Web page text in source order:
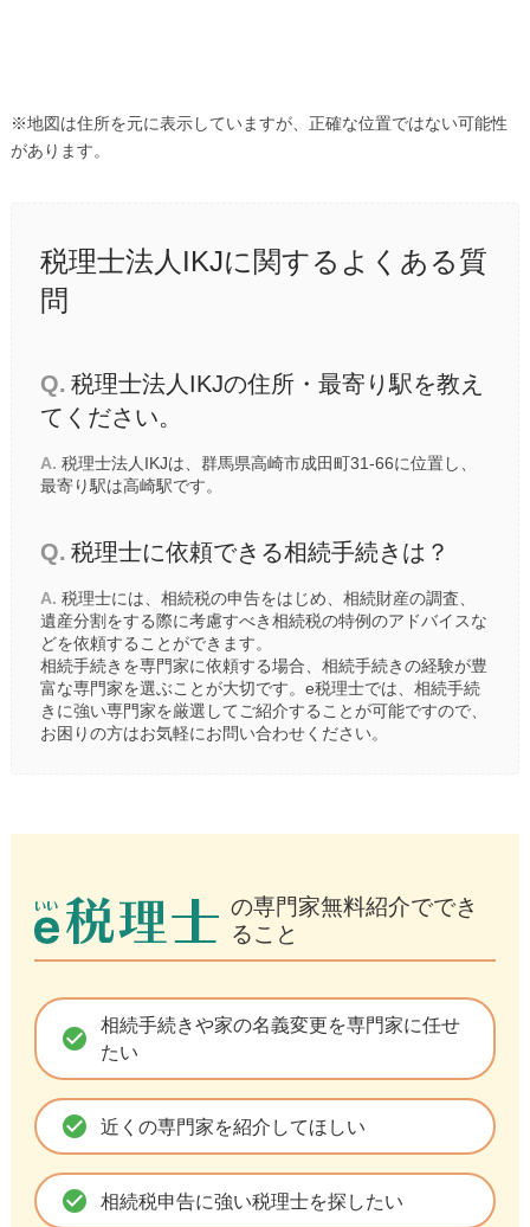
※地図は住所を元に表示していますが、正確な位置ではない可能性
があります。
税理士法人IKJに関するよくある質
問
Q. 税理士法人IKJの住所・最寄り駅を教え
てください。
A. 税理士法人IKJは、群馬県高崎市成田町31-66に位置し、
最寄り駅は高崎駅です。
Q. 税理士に依頼できる相続手続きは？
A. 税理士には、相続税の申告をはじめ、相続財産の調査、
遺産分割をする際に考慮すべき相続税の特例のアドバイスな
どを依頼することができます。
相続手続きを専門家に依頼する場合、相続手続きの経験が豊
富な専門家を選ぶことが大切です。e税理士では、相続手続
きに強い専門家を厳選してご紹介することが可能ですので、
お困りの方はお気軽にお問い合わせください。
の専門家無料紹介ででき
ること
check_circle
相続手続きや家の名義変更を専門家に任せ
たい
check_circle 近くの専門家を紹介してほしい
check_circle 相続税申告に強い税理士を探したい